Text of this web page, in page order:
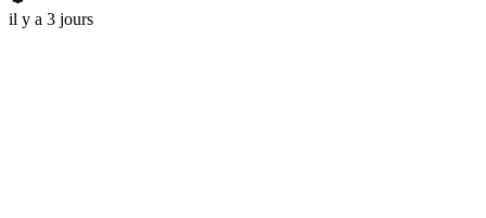
il y a 3 jours